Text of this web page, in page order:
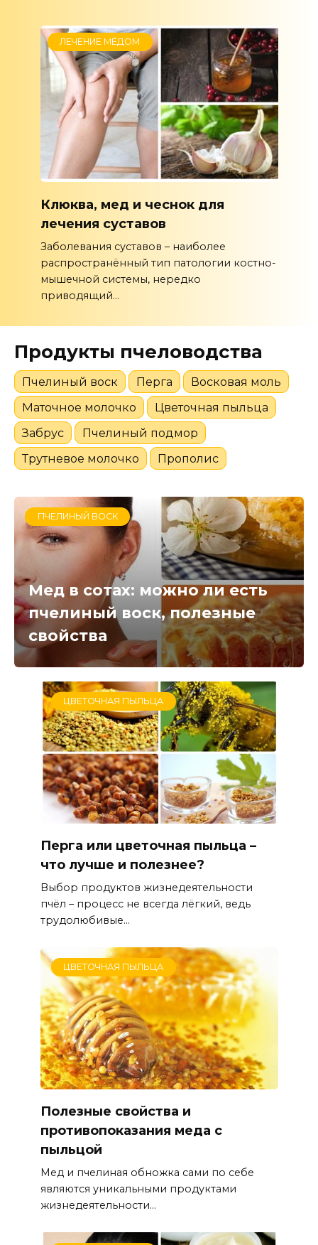
ЛЕЧЕНИЕ МЁДОМ
Клюква, мед и чеснок для
лечения суставов
Заболевания суставов – наиболее
распространённый тип патологии костно-
мышечной системы, нередко
приводящий...
Продукты пчеловодства
Пчелиный воск Перга
Восковая моль
Маточное молочко
Цветочная пыльца
Забрус
Пчелиный подмор
Трутневое молочко
Прополис
ПЧЕЛИНЫЙ ВОСК
Мед в сотах: можно ли есть
пчелиный воск, полезные
свойства
ЦВЕТОЧНАЯ ПЫЛЬЦА
Перга или цветочная пыльца –
что лучше и полезнее?
Выбор продуктов жизнедеятельности
пчёл – процесс не всегда лёгкий, ведь
трудолюбивые...
ЦВЕТОЧНАЯ ПЫЛЬЦА
Полезные свойства и
противопоказания меда с
пыльцой
Мед и пчелиная обножка сами по себе
являются уникальными продуктами
жизнедеятельности...